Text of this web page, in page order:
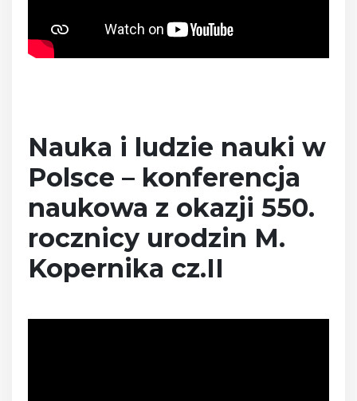
Nauka i ludzie nauki w
Polsce – konferencja
naukowa z okazji 550.
rocznicy urodzin M.
Kopernika cz.II